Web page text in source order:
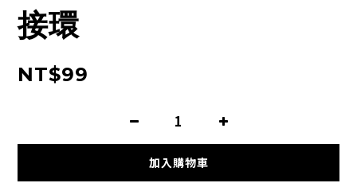
接環
NT$99
加入購物車